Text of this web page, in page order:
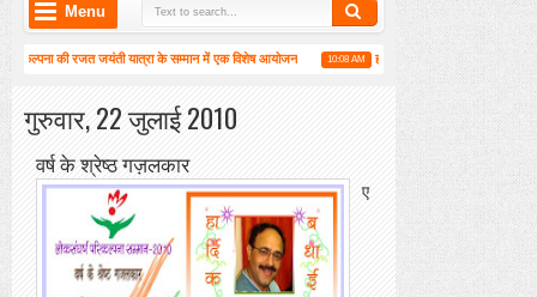
Menu
की रजत जयंती यात्रा के सम्मान में एक विशेष आयोजन 10:08 AM
हाईकु गंगा पटल पर हाइगा की
गुरुवार, 22 जुलाई 2010
वर्ष के श्रेष्ठ गज़लकार
ए